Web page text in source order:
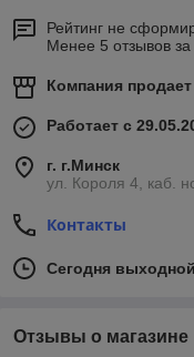
Рейтинг не
Менее 5 отзывов
Компания продает
Работает с
г. г.Минск
ул. Короля 4, каб.
Контакты
Сегодня выходной
Отзывы о магазине